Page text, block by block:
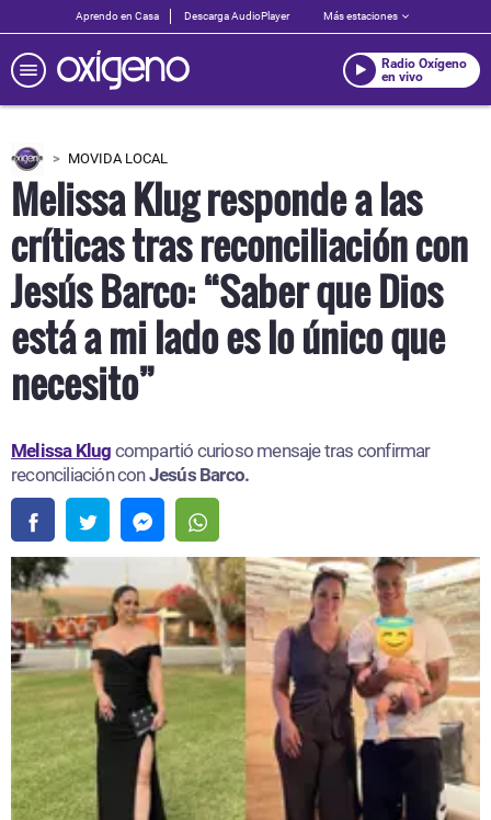
Aprendo en Casa Descarga AudioPlayer Más estaciones
Radio Oxígeno
en vivo
MOVIDA LOCAL
Melissa Klug responde a las
críticas tras reconciliación con
Jesús Barco: “Saber que Dios
está a mi lado es lo único que
necesito”
Melissa Klug compartió curioso mensaje tras confirmar
reconciliación conJesús Barco.